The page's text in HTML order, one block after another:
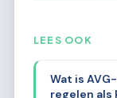
LEES OOK
Wat is
regelen als